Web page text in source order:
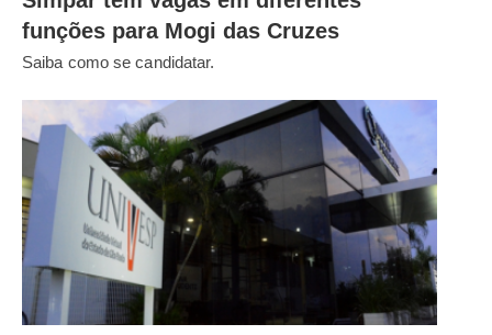
funções para Mogi das Cruzes
Saiba como se candidatar.